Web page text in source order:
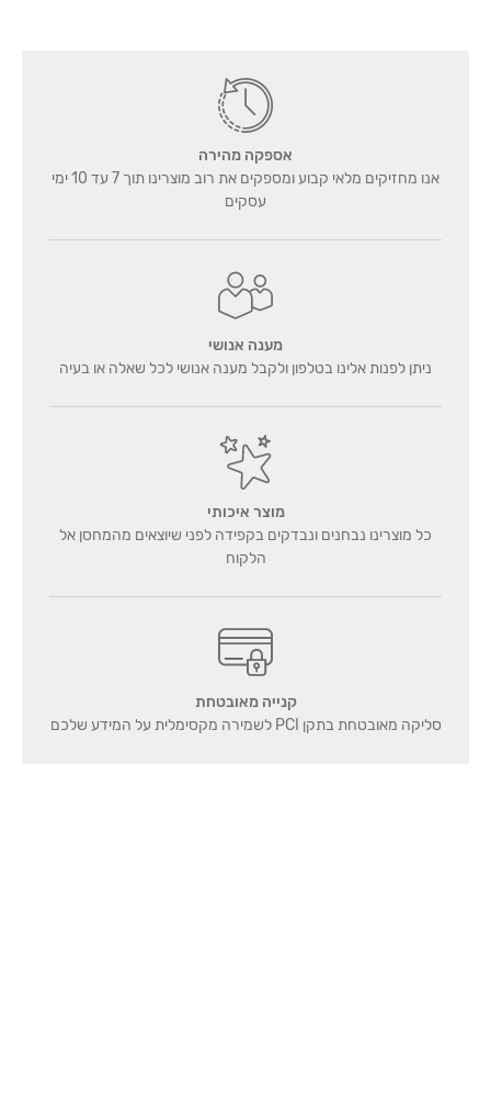
אספקה מהירה
אנו מחזיקים מלאי קבוע ומספקים את רוב מוצרינו תוך 7 עד 10 ימי
עסקים
מענה אנושי
ניתן לפנות אלינו בטלפון ולקבל מענה אנושי לכל שאלה או בעיה
מוצר איכותי
כל מוצרינו נבחנים ונבדקים בקפידה לפני שיוצאים מהמחסן אל
הלקוח
קנייה מאובטחת
סליקה מאובטחת בתקן PCI לשמירה מקסימלית על המידע שלכם